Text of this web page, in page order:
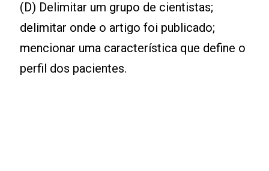
(D) Delimitar um grupo de cientistas;
delimitar onde o artigo foi publicado;
mencionar uma característica que define o
perfil dos pacientes.